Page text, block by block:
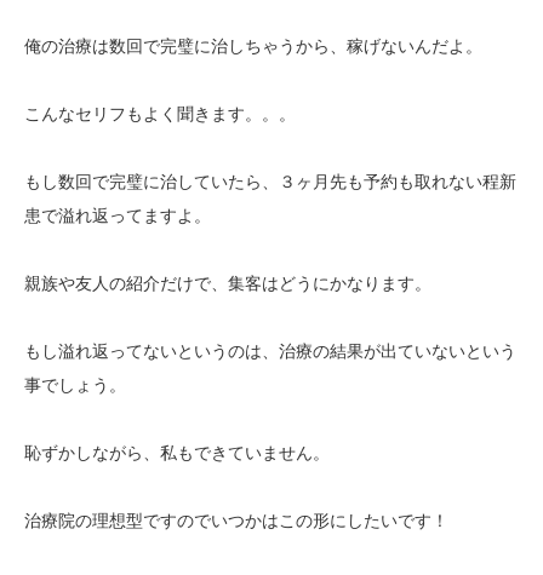
俺の治療は数回で完璧に治しちゃうから、稼げないんだよ。
こんなセリフもよく聞きます。。。
もし数回で完璧に治していたら、３ヶ月先も予約も取れない程新
患で溢れ返ってますよ。
親族や友人の紹介だけで、集客はどうにかなります。
もし溢れ返ってないというのは、治療の結果が出ていないという
事でしょう。
恥ずかしながら、私もできていません。
治療院の理想型ですのでいつかはこの形にしたいです！